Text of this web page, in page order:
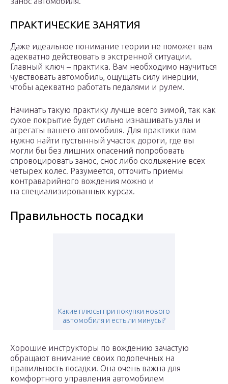
ПРАКТИЧЕСКИЕ ЗАНЯТИЯ
Даже идеальное понимание теории не поможет вам
адекватно действовать в экстренной ситуации.
Главный ключ – практика. Вам необходимо научиться
чувствовать автомобиль, ощущать силу инерции,
чтобы адекватно работать педалями и рулем.
Начинать такую практику лучше всего зимой, так как
сухое покрытие будет сильно изнашивать узлы и
агрегаты вашего автомобиля. Для практики вам
нужно найти пустынный участок дороги, где вы
могли бы без лишних опасений попробовать
спровоцировать занос, снос либо скольжение всех
четырех колес. Разумеется, отточить приемы
контраварийного вождения можно и
на специализированных курсах.
Правильность посадки
Какие плюсы при покупки нового
автомобиля и есть ли минусы?
Хорошие инструкторы по вождению зачастую
обращают внимание своих подопечных на
правильность посадки. Она очень важна для
комфортного управления автомобилем